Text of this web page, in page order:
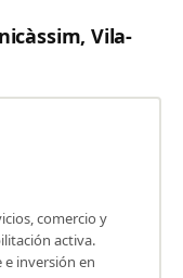
Vila-
comercio y
activa.
inversión en